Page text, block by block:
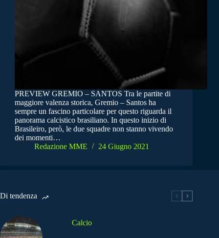
PREVIEW GREMIO – SANTOS Tra le partite di
maggiore valenza storica, Gremio – Santos ha
sempre un fascino particolare per questo riguarda il
panorama calcistico brasiliano. In questo inizio di
Brasileiro, però, le due squadre non stanno vivendo
dei momenti…
Redazione MME
24 Giugno 2021
Di tendenza
Calcio